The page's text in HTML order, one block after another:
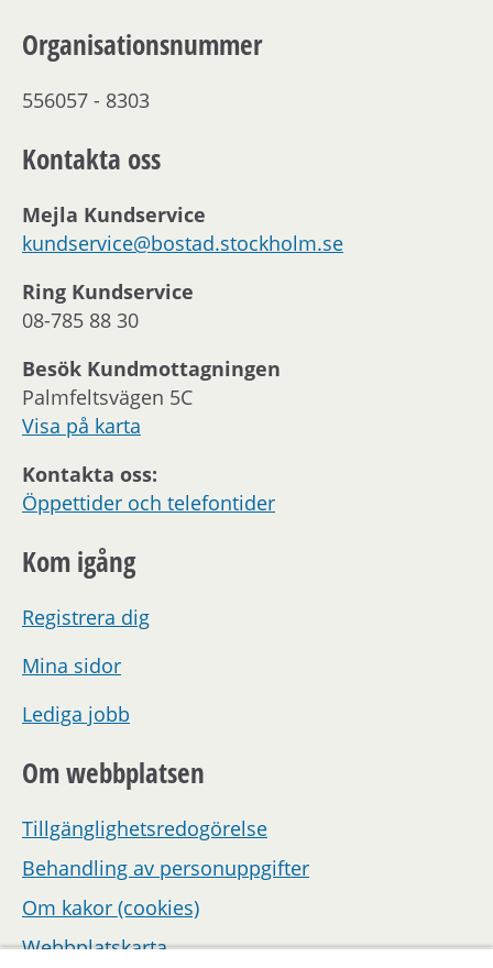
Organisationsnummer
556057 - 8303
Kontakta oss
Mejla Kundservice
kundservice@bostad.stockholm.se
Ring Kundservice
08-785 88 30
Besök Kundmottagningen
Palmfeltsvägen 5C
Visa på karta
Kontakta oss:
Öppettider och telefontider
Kom igång
Registrera dig
Mina sidor
Lediga jobb
Om webbplatsen
Tillgänglighetsredogörelse
Behandling av personuppgifter
Om kakor (cookies)
Webbplatskarta